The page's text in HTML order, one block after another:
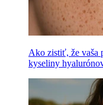
Ako zistiť, že vaša
kyseliny